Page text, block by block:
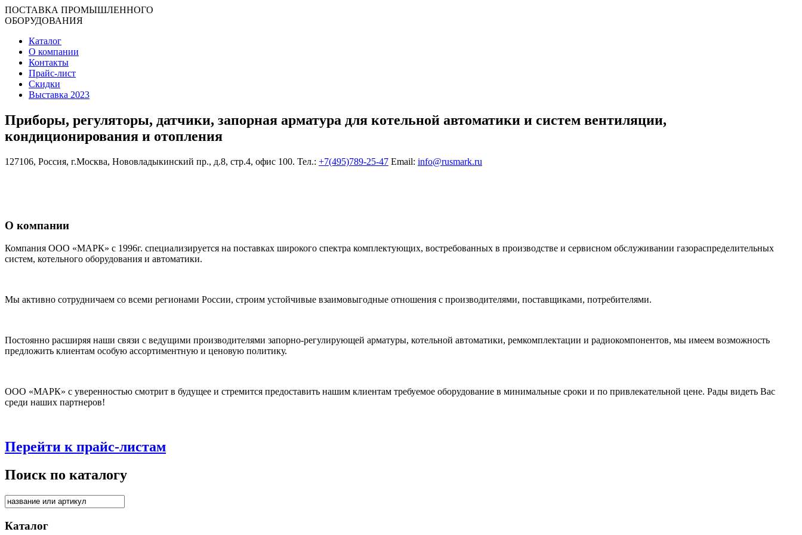
ПОСТАВКА ПРОМЫШЛЕННОГО
ОБОРУДОВАНИЯ
Каталог
О компании
Контакты
Прайс-лист
Скидки
Выставка 2023
Приборы, регуляторы, датчики, запорная арматура для котельной автоматики и систем вентиляции,
кондиционирования и отопления
127106, Россия, г.Москва, Нововладыкинский пр., д.8, стр.4, офис 100. Тел.: +7(495)789-25-47 Еmail: info@rusmark.ru
О компании
Компания ООО «МАРК» с 1996г. специализируется на поставках широкого спектра комплектующих, востребованных в производстве и сервисном обслуживании газораспределительных
систем, котельного оборудования и автоматики.
Мы активно сотрудничаем со всеми регионами России, строим устойчивые взаимовыгодные отношения с производителями, поставщиками, потребителями.
Постоянно расширяя наши связи с ведущими производителями запорно-регулирующей арматуры, котельной автоматики, ремкомплектации и радиокомпонентов, мы имеем возможность
предложить клиентам особую ассортиментную и ценовую политику.
ООО «МАРК» с уверенностью смотрит в будущее и стремится предоставить нашим клиентам требуемое оборудование в минимальные сроки и по привлекательной цене. Рады видеть Вас
среди наших партнеров!
Перейти к прайс-листам
Поиск по каталогу
Каталог